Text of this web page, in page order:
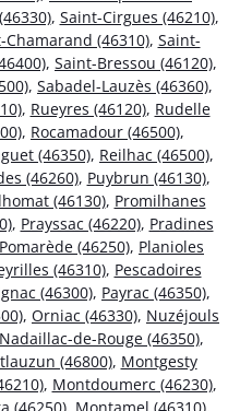
, Saint-Cirgues (46210),
Chamarand (46310), Saint-
, Saint-Bressou (46120),
, Sabadel-Lauzès (46360),
, Rueyres (46120), Rudelle
, Rocamadour (46500),
(46350), Reilhac (46500),
(46260), Puybrun (46130),
(46130), Promilhanes
, Prayssac (46220), Pradines
Pomarède (46250), Planioles
(46310), Pescadoires
(46300), Payrac (46350),
, Orniac (46330), Nuzéjouls
Nadaillac-de-Rouge (46350),
(46800), Montgesty
, Montdoumerc (46230),